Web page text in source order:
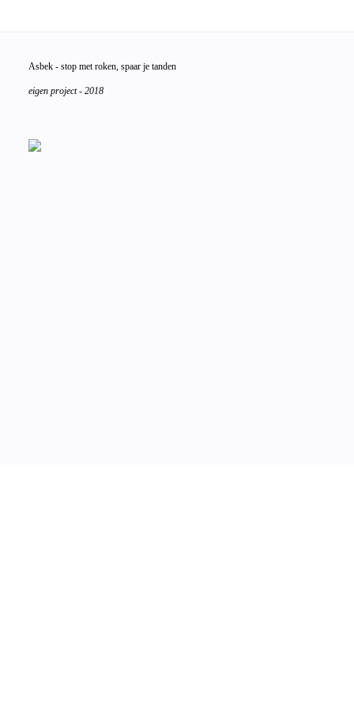
Asbek- stop met roken, spaar je tanden
eigen project - 2018